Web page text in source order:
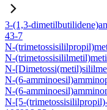
3-(1,3-
43-7
N-
N-
N-
N-(6-
N-(6-
N-[5-